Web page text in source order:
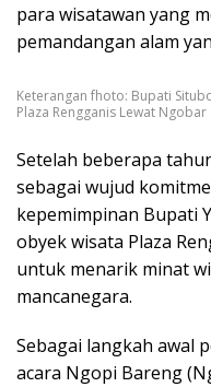
para wisatawan yang
pemandangan alam
Keterangan fhoto: Bupati
Plaza Rengganis Lewat
Setelah beberapa
sebagai wujud
kepemimpinan Bupati
obyek wisata Plaza
untuk menarik minat
mancanegara.
Sebagai langkah awal
acara Ngopi Bareng